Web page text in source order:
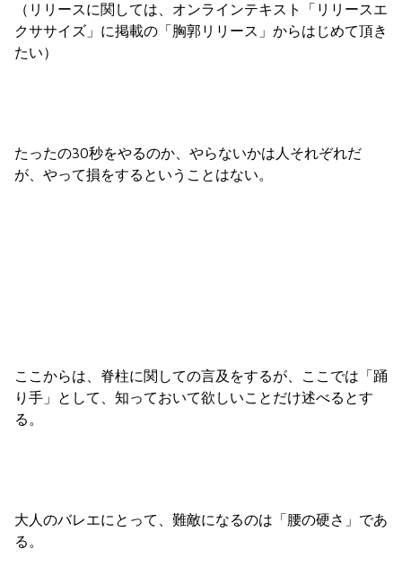
（リリースに関しては、オンラインテキスト「リリースエ
クササイズ」に掲載の「胸郭リリース」からはじめて頂き
たい）
たったの30秒をやるのか、やらないかは人それぞれだ
が、やって損をするということはない。
ここからは、脊柱に関しての言及をするが、ここでは「踊
り手」として、知っておいて欲しいことだけ述べるとす
る。
大人のバレエにとって、難敵になるのは「腰の硬さ」であ
る。